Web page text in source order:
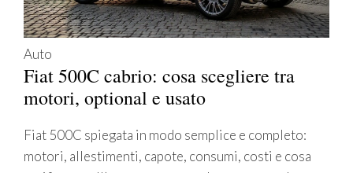
Auto
Fiat 500C cabrio: cosa scegliere tra
motori, optional e usato
Fiat 500C spiegata in modo semplice e completo:
motori, allestimenti, capote, consumi, costi e cosa